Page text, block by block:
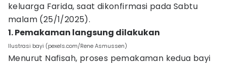
keluarga Farida, saat dikonfirmasi pada Sabtu
malam (25/1/2025).
1. Pemakaman langsung dilakukan
Ilustrasi bayi (pexels.com/Rene Asmussen)
Menurut Nafisah, proses pemakaman kedua bayi